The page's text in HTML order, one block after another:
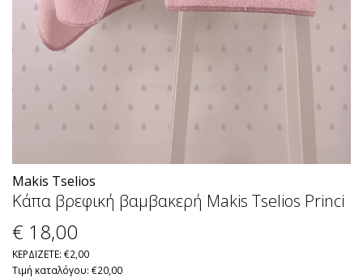
Makis Tselios
Κάπα βρεφική βαμβακερή Makis Tselios Princi
€ 18,00
ΚΕΡΔΙΖΕΤΕ: €2,00
Τιμή καταλόγου: €20,00